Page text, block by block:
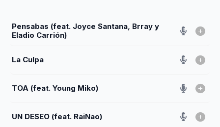
Pensabas (feat. Joyce Santana, Brray y
Eladio Carrión)
La Culpa
TOA (feat. Young Miko)
UN DESEO (feat. RaiNao)